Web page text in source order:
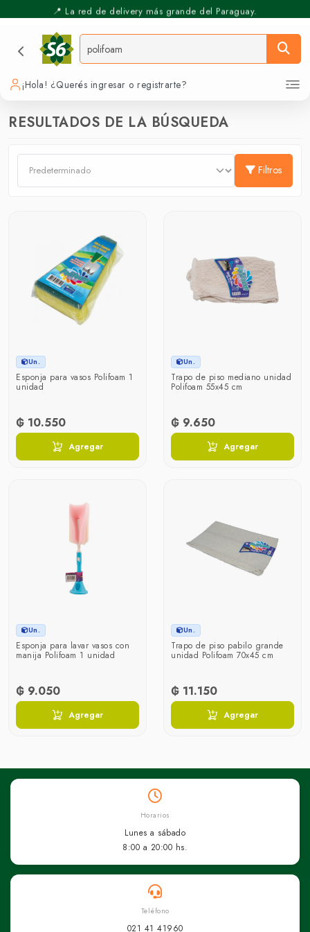
📍 La red de delivery más grande del Paraguay.
¡Hola! ¿Querés ingresar o registrarte?
RESULTADOS DE LA BÚSQUEDA
Filtros
Un.
Esponja para vasos Polifoam 1
unidad
₲ 10.550
Agregar
Un.
Trapo de piso mediano unidad
Polifoam 55x45 cm
₲ 9.650
Agregar
Un.
Esponja para lavar vasos con
manija Polifoam 1 unidad
₲ 9.050
Agregar
Un.
Trapo de piso pabilo grande
unidad Polifoam 70x45 cm
₲ 11.150
Agregar
Horarios
Lunes a sábado
8:00 a 20:00 hs.
Teléfono
021 41 41960